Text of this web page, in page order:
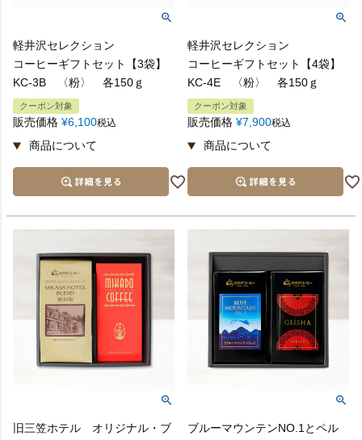
軽井沢セレクション
コーヒーギフトセット【3袋】
KC-3B 〈粉〉 各150ｇ
クーポン対象
販売価格 ¥6,100税込
軽井沢セレクション
コーヒーギフトセット【4袋】
KC-4E 〈粉〉 各150ｇ
クーポン対象
販売価格 ¥7,900税込
旧三笠ホテル オリジナル・ブ
ブルーマウンテンNO.1とペル